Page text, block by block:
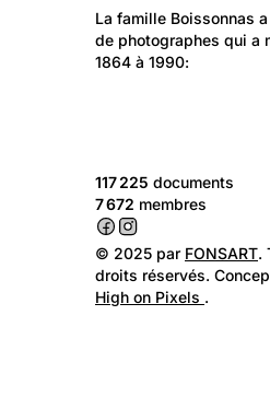
Temps libre et culture:
Les Boissonnas :
genevois
La famille Boissonnas
de photographes qui a
1864 à 1990:
117 225 documents
7 672 membres
© 2025 par FONSART.
droits réservés.
High on Pixels .